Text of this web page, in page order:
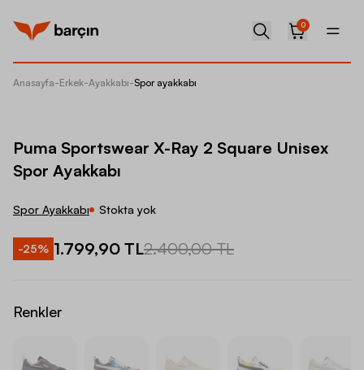
0
Anasayfa-Erkek-Ayakkabı-Spor ayakkabı
Puma Sportswear X-Ray 2 Square Unisex
Spor Ayakkabı
Spor Ayakkabı Stokta yok
-25% 1.799,90 TL2.400,00 TL
Renkler